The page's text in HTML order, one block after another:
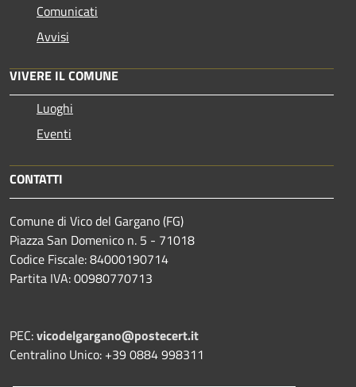
Comunicati
Avvisi
VIVERE IL COMUNE
Luoghi
Eventi
CONTATTI
Comune di Vico del Gargano (FG)
Piazza San Domenico n. 5 - 71018
Codice Fiscale: 84000190714
Partita IVA: 00980770713
PEC:vicodelgargano@postecert.it
Centralino Unico: +39 0884 998311